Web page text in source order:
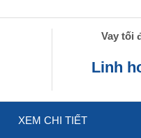
Vay tối
Linh
XEM CHI TIẾT